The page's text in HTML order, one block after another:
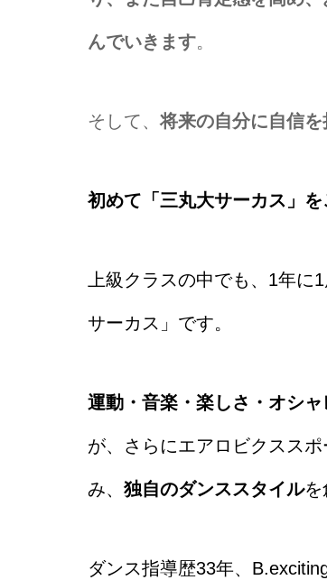
んでいきます。
そして、将来の自分に自信
初めて「三丸大サーカス」
上級クラスの中でも、1年
サーカス」です。
運動・音楽・楽しさ・オシ
が、さらにエアロビクスス
み、 独自のダンススタイルを
ダンス指導歴33年、